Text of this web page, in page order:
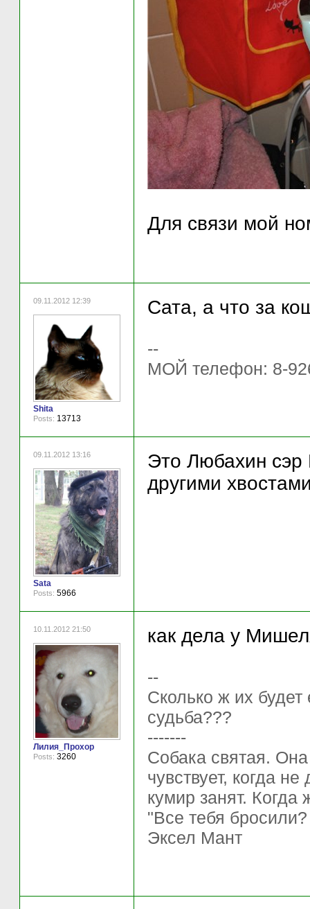
Для связи мой
09.11.2012 12:39
Shita
Posts: 13713
Сата, а что за
--
МОЙ телефон: 8-
09.11.2012 13:16
Sata
Posts: 5966
Это Любахин сэр
другими
10.11.2012 21:50
Лилия_Прохор
Posts: 3260
как дела у
--
Сколько ж их
судьба???
-------
Собака святая.
чувствует, когда
кумир занят. Когда
"Все тебя
Эксел Мант